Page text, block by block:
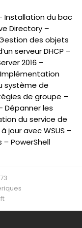
Installation du bac
Directory –
des objets
serveur DHCP –
2016 –
Implémentation
système de
de groupe –
Dépanner les
du service de
jour avec WSUS –
PowerShell